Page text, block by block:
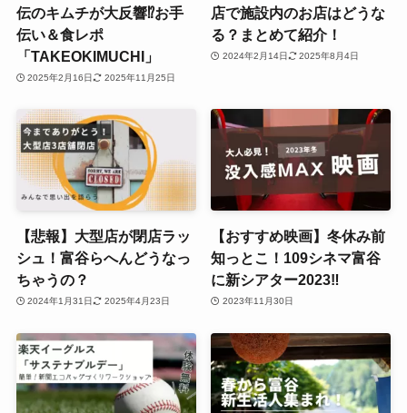
伝のキムチが大反響⁉お手
伝い＆食レポ
「TAKEOKIMUCHI」
2025年2月16日 2025年11月25日
店で施設内のお店はどうな
る？まとめて紹介！
2024年2月14日 2025年8月4日
【悲報】大型店が閉店ラッ
シュ！富谷らへんどうなっ
ちゃうの？
2024年1月31日 2025年4月23日
【おすすめ映画】冬休み前
知っとこ！109シネマ富谷
に新シアター2023‼
2023年11月30日